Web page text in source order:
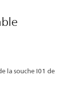
la souche I01 de